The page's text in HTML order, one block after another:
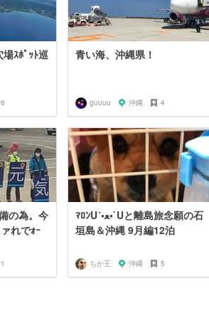
6
青い海、沖縄県！
guuuu 沖縄 4
の為。今
れでｫｰ
1
ﾏﾛﾝU´•ﻌ•`Uと離島旅念願の石
垣島＆沖縄 9月編12泊
ちか王 沖縄 5